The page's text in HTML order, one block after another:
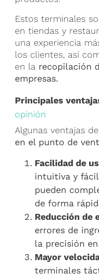
Estos terminales
en tiendas y
una experiencia
los clientes, así
en la recopilación
empresas.
Principales
opinión
Algunas ventajas
en el punto de
Facilidad de
intuitiva y
pueden
de forma
Reducción de
errores de
la precisión
Mayor
terminales